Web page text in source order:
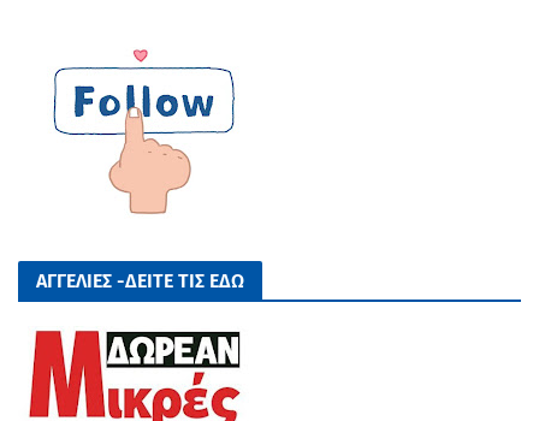
ΑΓΓΕΛΙΕΣ -ΔΕΙΤΕ ΤΙΣ ΕΔΩ